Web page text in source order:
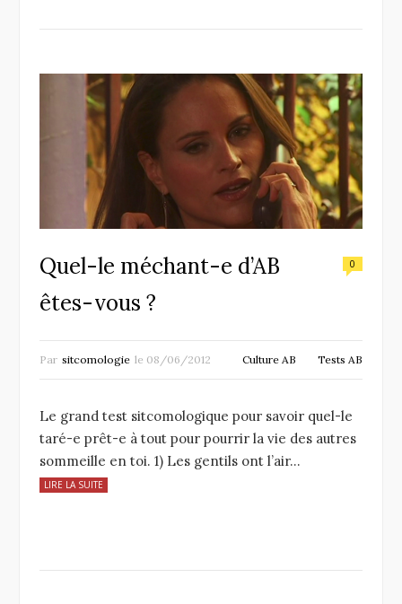
Quel-le méchant-e d’AB
êtes-vous ?
0
Par sitcomologie le 08/06/2012 Culture AB Tests AB
Le grand test sitcomologique pour savoir quel-le
taré-e prêt-e à tout pour pourrir la vie des autres
sommeille en toi. 1) Les gentils ont l’air…
LIRE LA SUITE